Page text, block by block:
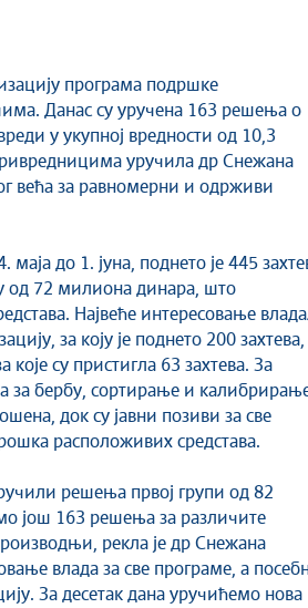
Данас су уручена 163 решења о
у укупној вредности од 10,3
уручила др Снежана
већа за равномерни и одрживи
до 1. јуна, поднето је 445
од 72 милиона динара, што
Највеће интересовање
за коју је поднето 200 захтева,
које су пристигла 63 захтева. За
за бербу, сортирање и
док су јавни позиви за све
расположивих средстава.
решења првој групи од 82
још 163 решења за различите
рекла је др Снежана
влада за све програме, а
За десетак дана уручићемо нова